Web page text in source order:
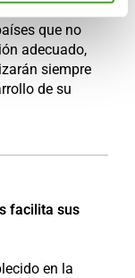
que no
adecuado,
siempre
de su
facilita sus
en la